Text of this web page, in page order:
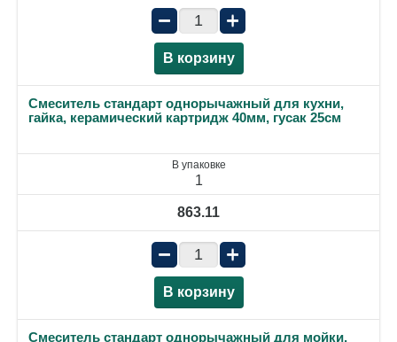
− +
В корзину
Смеситель стандарт однорычажный для кухни,
гайка, керамический картридж 40мм, гусак 25см
В упаковке
1
863.11
− +
В корзину
Смеситель стандарт однорычажный для мойки,